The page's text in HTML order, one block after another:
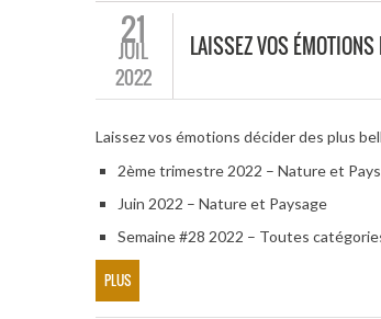
21
JUIL
2022
LAISSEZ VOS
Laissez vos émotions décider des plus
2ème trimestre 2022 – Nature et
Juin 2022 – Nature et Paysage
Semaine #28 2022 – Toutes
PLUS